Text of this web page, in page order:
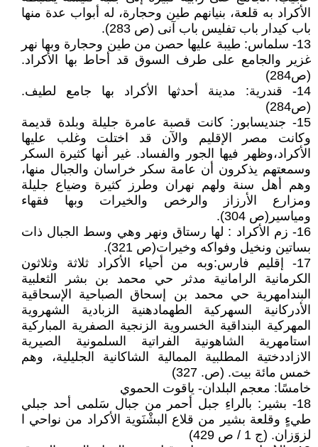
الأكراد به قلعة، بنيانهم طين وحجارة، له أبواب عدة منها
باب كيدار باب تفليس باب آنى (ص 283).
13- سلماس: طيبة عليها حصن من طين وحجارة وبها نهر
غزير والجامع على طرف السوق قد أحاط بها الأكراد.
(ص284)
14- قندرية: مدينة أحدثها الأكراد بها جامع لطيف.
(ص284)
15- جنديسابور: كانت قصبة عامرة جليلة وبلدة قديمة
وكانت مصر الإقليم والآن قد اختلت وغلب عليها
الأكراد،وظهر فيها الجور والفساد. غير أنها كثيرة السكر
وسمعتهم يذكرون أن عامة سكر خراسان والجبال منها،
وهم أهل سنة ولهم نهران وطرز كثيرة وضياع جليلة
ومزارع الأرزاز والرخص والخيرات وبها فقهاء
ومياسير(ص 304).
16- زم الأكراد : لها رستاق ونهر وهي وسط الجبال ذات
بساتين ونخيل وفواكه وخيرات(ص 321).
17- إقليم فارس:وبه من أحياء الأكراد ثلاثة وثلاثون
الكرمانية الرامانية مدثر حي محمد بن بشر الثعلبية
البندامهرية حي محمد بن إسحاق الصباحية الإسحاقية
الأدركانية السهركية الطهمادهنية الزبادية الشهروية
المهركية البنداقية الخسروية الزنجية الصفرية المباركية
استامهرية الشاهونية الفراتية السلمونية الصيرية
الازاددختية المطلبية الممالية الشاكانية الجليلية، وهم
خمس مائة بيت. (ص. 327)
خامسًا: معجم البلدان- ياقوت الحموي
18- بشير: بالراءِ جبل أحمر من جبال سَلمى أحد جبلي
طيءٍ وقلعة بشير من قلاع البشْنَوية الأكراد من نواحي ا
لزوَزان. (ج 1 / ص 429)